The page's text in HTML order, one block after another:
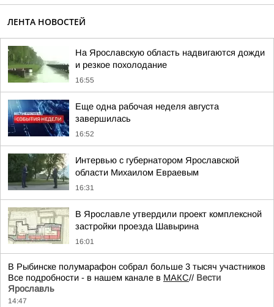
ЛЕНТА НОВОСТЕЙ
На Ярославскую область надвигаются дожди
и резкое похолодание
16:55
Еще одна рабочая неделя августа
завершилась
16:52
Интервью с губернатором Ярославской
области Михаилом Евраевым
16:31
В Ярославле утвердили проект комплексной
застройки проезда Шавырина
16:01
В Рыбинске полумарафон собрал больше 3 тысяч участников
Все подробности - в нашем канале в МАКС// Вести
Ярославль
14:47